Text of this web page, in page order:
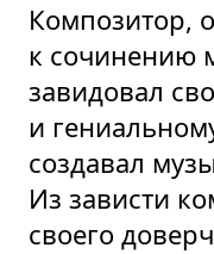
Композитор,
к сочинению
завидовал
и
создавал
Из зависти
своего